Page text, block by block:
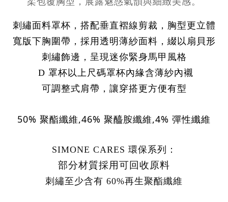
刺繡面料罩杯，搭配垂直褶線剪裁，胸型更立體
寬版下胸圍帶， 採用透明薄紗面料，綴以扇貝形
刺繡飾邊，呈現迷你緊身馬甲風格
D 罩杯以上尺碼罩杯內緣含薄紗內襯
可調整式肩帶，讓穿搭更方便有型
50% 聚酯纖維,46% 聚醯胺纖維,4% 彈性纖維
SIMONE CARES 環保系列：
部分材質採用可回收原料
刺繡至少含有 60%再生聚酯纖維